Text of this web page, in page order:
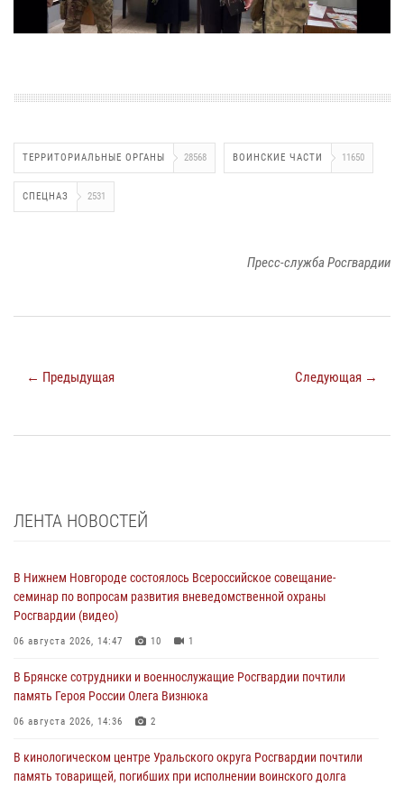
ТЕРРИТОРИАЛЬНЫЕ ОРГАНЫ 28568 ВОИНСКИЕ ЧАСТИ 11650
СПЕЦНАЗ 2531
Пресс-служба Росгвардии
← Предыдущая Следующая →
ЛЕНТА НОВОСТЕЙ
В Нижнем Новгороде состоялось Всероссийское совещание-
семинар по вопросам развития вневедомственной охраны
Росгвардии (видео)
06 августа 2026, 14:47 10 1
В Брянске сотрудники и военнослужащие Росгвардии почтили
память Героя России Олега Визнюка
06 августа 2026, 14:36 2
В кинологическом центре Уральского округа Росгвардии почтили
память товарищей, погибших при исполнении воинского долга